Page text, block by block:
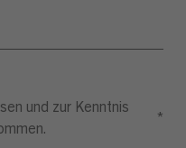
und zur Kenntnis
*